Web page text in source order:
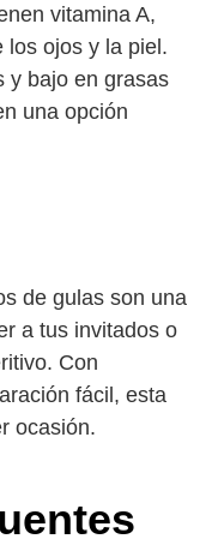
vitamina A,
los ojos y la piel.
y bajo en grasas
una opción
de gulas son una
a tus invitados o
Con
fácil, esta
ocasión.